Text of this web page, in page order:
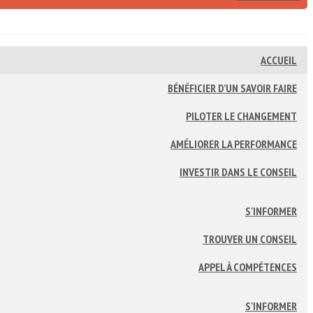
ACCUEIL
BÉNÉFICIER D’UN SAVOIR FAIRE
PILOTER LE CHANGEMENT
AMÉLIORER LA PERFORMANCE
INVESTIR DANS LE CONSEIL
S'INFORMER
TROUVER UN CONSEIL
APPEL À COMPÉTENCES
S'INFORMER